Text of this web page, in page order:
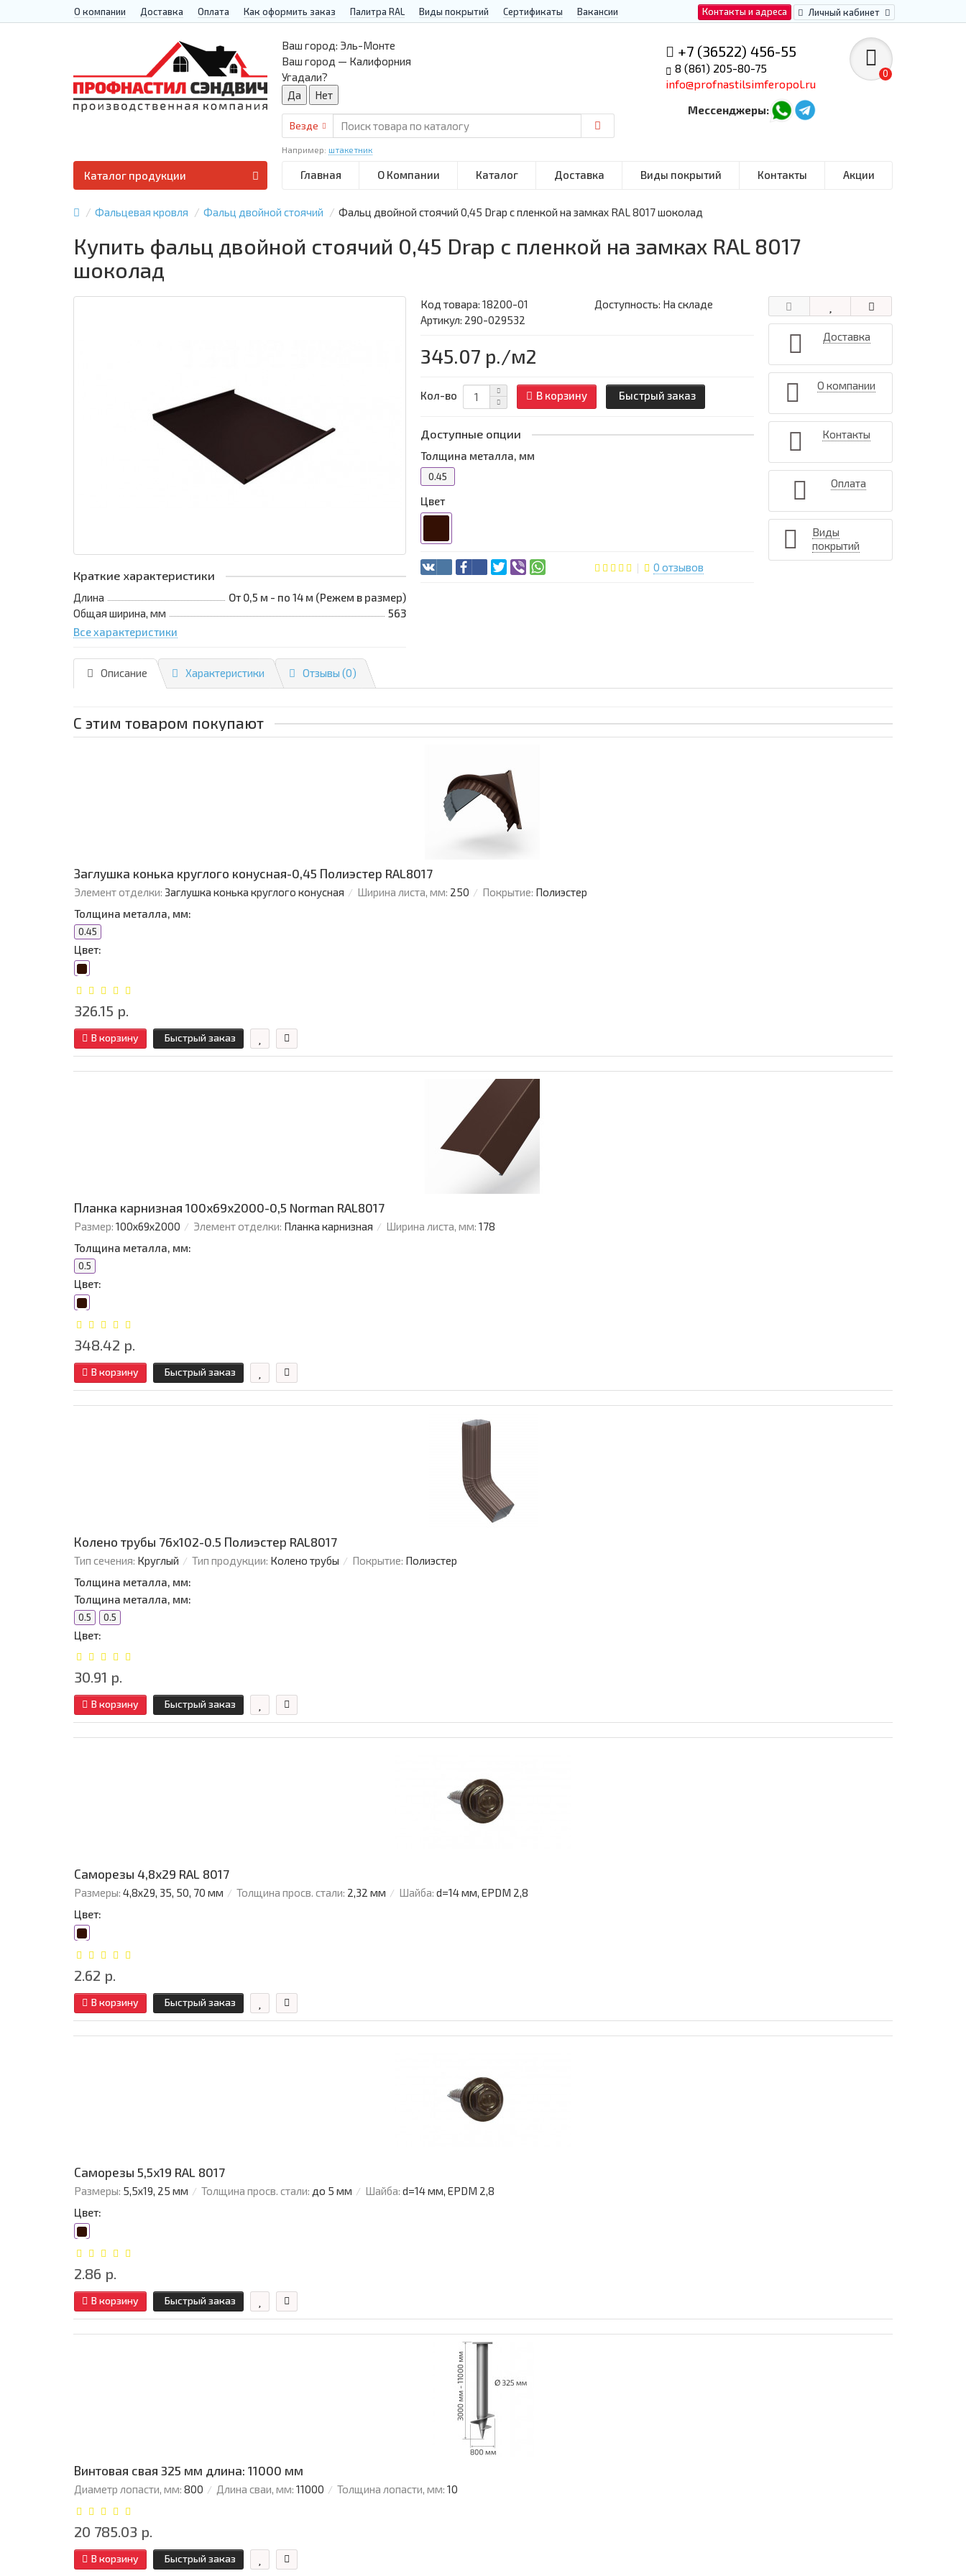
Контакты и адреса Личный кабинет
О компании Доставка Оплата Как оформить заказ Палитра RAL Виды покрытий Сертификаты Вакансии
+7 (36522) 456-55
8 (861) 205-80-75
info@profnastilsimferopol.ru
Мессенджеры:
0
Ваш город: Эль-Монте
Ваш город — Калифорния
Угадали?
Везде
Например: штакетник
Главная О Компании Каталог Доставка Виды покрытий Контакты Акции
Каталог продукции
Фальцевая кровля Фальц двойной стоячий Фальц двойной стоячий 0,45 Drap с пленкой на замках RAL 8017 шоколад
Купить фальц двойной стоячий 0,45 Drap с пленкой на замках RAL 8017
шоколад
Краткие характеристики
Длина
От 0,5 м - по 14 м (Режем в размер)
Общая ширина, мм
563
Все характеристики
Код товара:18200-01
Доступность: На складе
Артикул: 290-029532
345.07 р./м2
Кол-во В корзину Быстрый заказ
Доступные опции
Толщина металла, мм
0.45
Цвет
0 отзывов
Доставка
О компании
Контакты
Оплата
Виды
покрытий
Описание Характеристики Отзывы (0)
С этим товаром покупают
Заглушка конька круглого конусная-0,45 Полиэстер RAL8017
Элемент отделки: Заглушка конька круглого конусная Ширина листа, мм: 250 Покрытие: Полиэстер
Толщина металла, мм:
0.45
Цвет:
326.15 р.
В корзину Быстрый заказ
Планка карнизная 100х69х2000-0,5 Norman RAL8017
Размер: 100х69х2000 Элемент отделки: Планка карнизная Ширина листа, мм: 178
Толщина металла, мм:
0.5
Цвет:
348.42 р.
В корзину Быстрый заказ
Колено трубы 76х102-0.5 Полиэстер RAL8017
Тип сечения: Круглый Тип продукции: Колено трубы Покрытие: Полиэстер
Толщина металла, мм:
Толщина металла, мм:
0.5 0.5
Цвет:
30.91 р.
В корзину Быстрый заказ
Саморезы 4,8х29 RAL 8017
Размеры: 4,8х29, 35, 50, 70 мм Толщина просв. стали: 2,32 мм Шайба: d=14 мм, EPDM 2,8
Цвет:
2.62 р.
В корзину Быстрый заказ
Саморезы 5,5х19 RAL 8017
Размеры: 5,5х19, 25 мм Толщина просв. стали: до 5 мм Шайба: d=14 мм, EPDM 2,8
Цвет:
2.86 р.
В корзину Быстрый заказ
Винтовая свая 325 мм длина: 11000 мм
Диаметр лопасти, мм: 800 Длина сваи, мм: 11000 Толщина лопасти, мм: 10
20 785.03 р.
В корзину Быстрый заказ